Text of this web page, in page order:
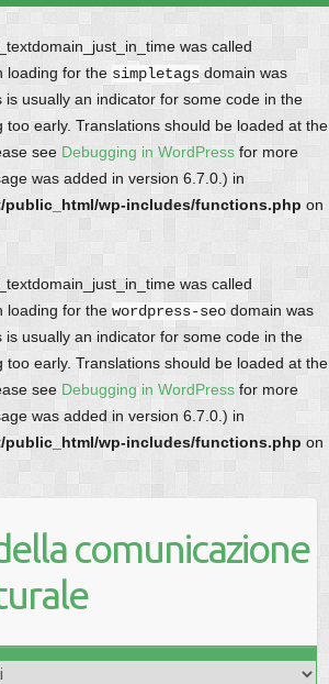
was called
loading for the simpletags domain was
usually an indicator for some code in the
too early. Translations should be loaded at the
see Debugging in WordPress for more
was added in version 6.7.0.) in
public_html/wp-includes/functions.php on
was called
loading for the wordpress-seo domain was
usually an indicator for some code in the
too early. Translations should be loaded at the
see Debugging in WordPress for more
was added in version 6.7.0.) in
public_html/wp-includes/functions.php on
comunicazione